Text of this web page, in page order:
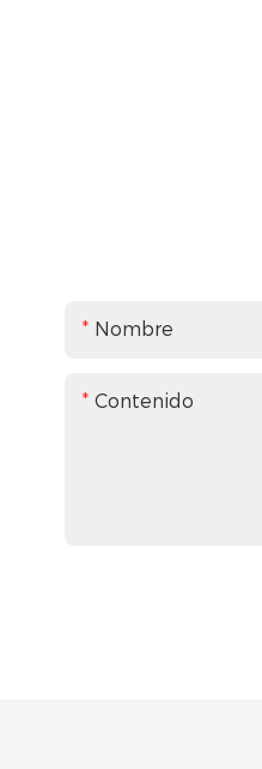
Nombre
Contenido